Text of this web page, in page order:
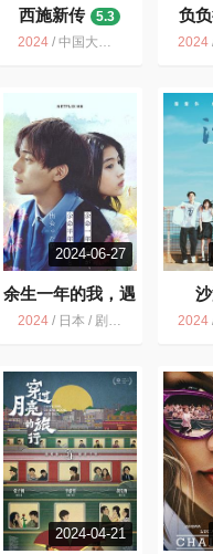
西施新传
5.3
2024/ 中国大陆 / 爱情 悬疑 历史 古装
负
2024
2024-06-27
余生一年的我，遇
见了的余生半年的
2024/ 日本 / 剧情 爱情
2024
2024-04-21